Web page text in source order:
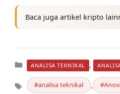
Baca juga artikel kripto
Kategori
ANALISA TEKNIKAL ,
Tag analisa teknikal ,